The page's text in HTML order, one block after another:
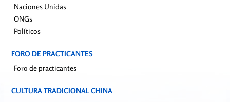
Naciones Unidas
ONGs
Políticos
FORO DE PRACTICANTES
Foro de practicantes
CULTURA TRADICIONAL CHINA